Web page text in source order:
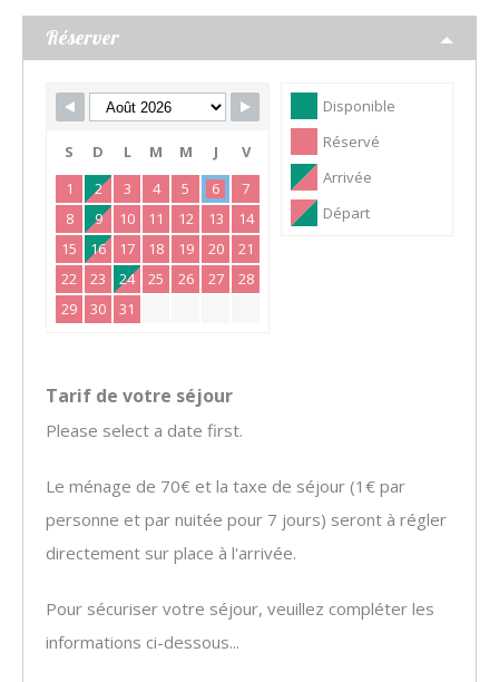
Réserver
Skip Booking Form
Disponible
Réservé
Arrivée
Départ
S D L M M J
V
1
2 3 4 5 6
7
8
9 10 11 12 13
14
15
16 17 18 19 20
21
22
23 24 25 26 27
28
29
30 31
Tarif de votre séjour
Please select a date first.
Le ménage de 70€ et la taxe de séjour (1€ par
personne et par nuitée pour 7 jours) seront à régler
directement sur place à l'arrivée.
Pour sécuriser votre séjour, veuillez compléter les
informations ci-dessous...